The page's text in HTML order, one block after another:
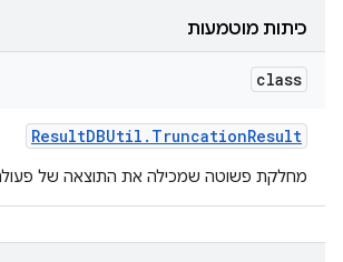
כיתות מוטמעות
class
ResultDBUtil . TruncationResult
מחלקת פשוטה שמכילה את התוצאה של